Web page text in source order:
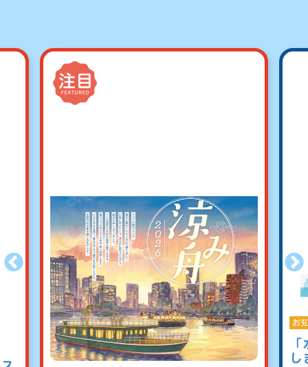
お知らせ他
「水都大阪ビジョン2030」を公開
しました！
イ
中